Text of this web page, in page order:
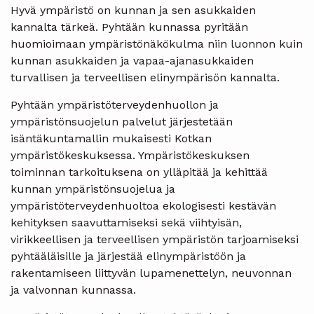
Hyvä ympäristö on kunnan ja sen asukkaiden
kannalta tärkeä. Pyhtään kunnassa pyritään
huomioimaan ympäristönäkökulma niin luonnon kuin
kunnan asukkaiden ja vapaa-ajanasukkaiden
turvallisen ja terveellisen elinympärisön kannalta.
Pyhtään ympäristöterveydenhuollon ja
ympäristönsuojelun palvelut järjestetään
isäntäkuntamallin mukaisesti Kotkan
ympäristökeskuksessa. Ympäristökeskuksen
toiminnan tarkoituksena on ylläpitää ja kehittää
kunnan ympäristönsuojelua ja
ympäristöterveydenhuoltoa ekologisesti kestävän
kehityksen saavuttamiseksi sekä viihtyisän,
virikkeellisen ja terveellisen ympäristön tarjoamiseksi
pyhtääläisille ja järjestää elinympäristöön ja
rakentamiseen liittyvän lupamenettelyn, neuvonnan
ja valvonnan kunnassa.